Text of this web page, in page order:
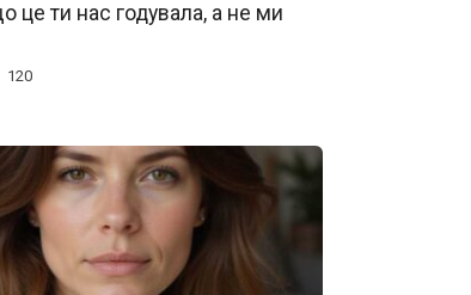
це ти нас годувала, а не ми
120